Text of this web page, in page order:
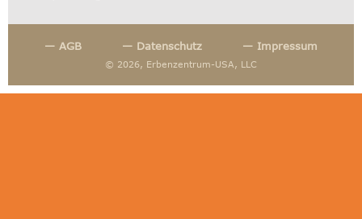
© 2026, Erbenzentrum-USA, LLC
— AGB — Datenschutz — Impressum